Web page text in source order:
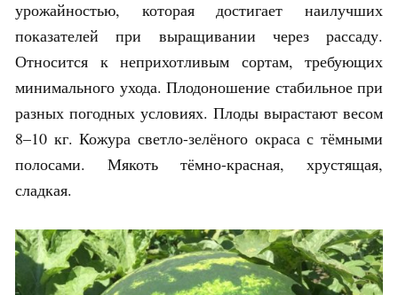
урожайностью, которая достигает наилучших
показателей при выращивании через рассаду.
Относится к неприхотливым сортам, требующих
минимального ухода. Плодоношение стабильное при
разных погодных условиях. Плоды вырастают весом
8–10 кг. Кожура светло-зелёного окраса с тёмными
полосами. Мякоть тёмно-красная, хрустящая,
сладкая.